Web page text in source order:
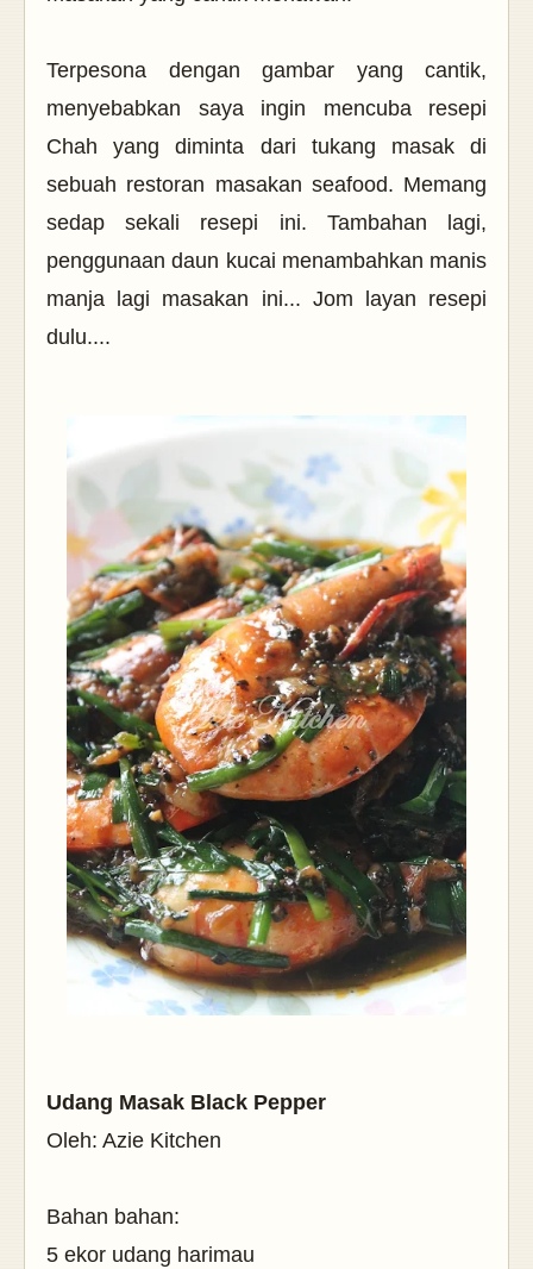
Terpesona dengan gambar yang cantik,
menyebabkan saya ingin mencuba resepi
Chah yang diminta dari tukang masak di
sebuah restoran masakan seafood. Memang
sedap sekali resepi ini. Tambahan lagi,
penggunaan daun kucai menambahkan manis
manja lagi masakan ini... Jom layan resepi
dulu....
Udang Masak Black Pepper
Oleh: Azie Kitchen
Bahan bahan:
5 ekor udang harimau